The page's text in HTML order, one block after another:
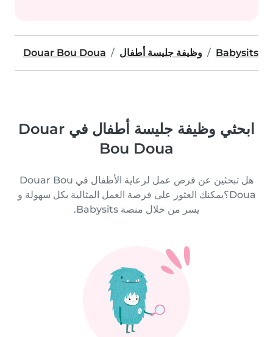
Babysits وظيفة جليسة أطفال Douar Bou Doua
ابحثي وظيفة جليسة أطفال في Douar
Bou Doua
هل تبحثين عن فرص عمل لرعاية الأطفال في Douar Bou
Doua؟يمكنك العثور على فرصة العمل المثالية بكل سهولة و
يسر من خلال منصة Babysits.